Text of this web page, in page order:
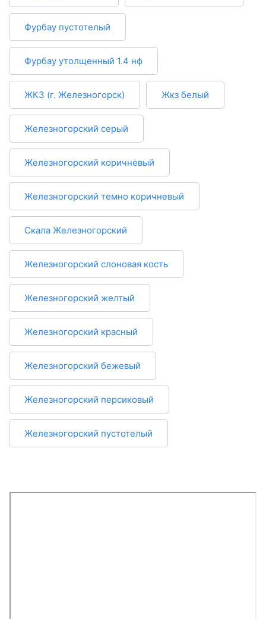
Фурбау пустотелый
Фурбау утолщенный 1.4 нф
ЖКЗ (г. Железногорск) Жкз белый
Железногорский серый
Железногорский коричневый
Железногорский темно коричневый
Скала Железногорский
Железногорский слоновая кость
Железногорский желтый
Железногорский красный
Железногорский бежевый
Железногорский персиковый
Железногорский пустотелый